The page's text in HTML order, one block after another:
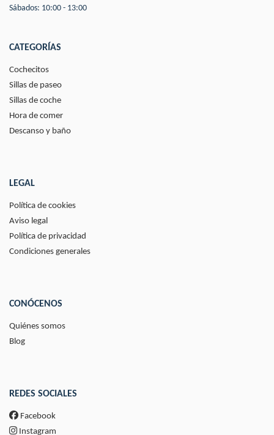
Sábados: 10:00 - 13:00
CATEGORÍAS
Cochecitos
Sillas de paseo
Sillas de coche
Hora de comer
Descanso y baño
LEGAL
Política de cookies
Aviso legal
Política de privacidad
Condiciones generales
CONÓCENOS
Quiénes somos
Blog
REDES SOCIALES
Facebook
Instagram